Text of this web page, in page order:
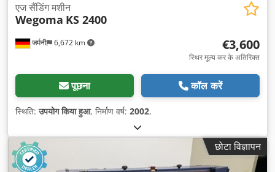
जर्मनी 6,672 km
एज सैंडिंग मशीन
Wegoma KS 2400
€3,600
स्थिर मूल्य कर के अतिरिक्त
पूछना कॉल करें
स्थिति:उपयोग किया हुआ, निर्माण वर्ष: 2002,
छोटा विज्ञापन